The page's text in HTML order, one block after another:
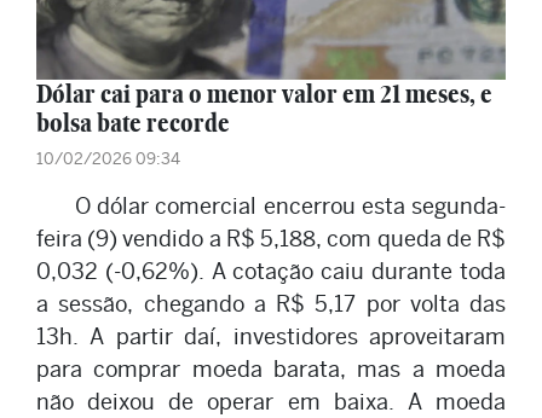
Dólar cai para o menor valor em 21 meses, e
bolsa bate recorde
10/02/2026 09:34
O dólar comercial encerrou esta segunda-
feira (9) vendido a R$ 5,188, com queda de R$
0,032 (-0,62%). A cotação caiu durante toda
a sessão, chegando a R$ 5,17 por volta das
13h. A partir daí, investidores aproveitaram
para comprar moeda barata, mas a moeda
não deixou de operar em baixa. A moeda